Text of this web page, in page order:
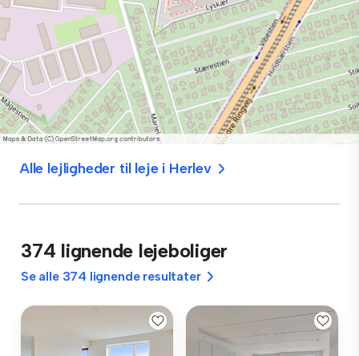
Alle lejligheder til leje i Herlev
374 lignende lejeboliger
Se alle 374 lignende resultater